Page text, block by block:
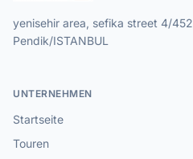
yenisehir area, sefika street 4/452
Pendik/ISTANBUL
UNTERNEHMEN
Startseite
Touren